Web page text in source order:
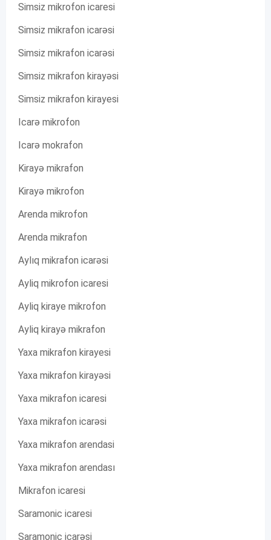
Simsiz mikrofon icaresi
Simsiz mikrafon icarəsi
Simsiz mikrafon icarəsi
Simsiz mikrafon kirayəsi
Simsiz mikrafon kirayesi
Icarə mikrofon
Icarə mokrafon
Kirayə mikrafon
Kirayə mikrofon
Arenda mikrofon
Arenda mikrafon
Aylıq mikrafon icarəsi
Ayliq mikrofon icaresi
Ayliq kiraye mikrofon
Ayliq kirayə mikrafon
Yaxa mikrafon kirayesi
Yaxa mikrafon kirayəsi
Yaxa mikrafon icaresi
Yaxa mikrafon icarəsi
Yaxa mikrafon arendasi
Yaxa mikrafon arendası
Mikrafon icaresi
Saramonic icaresi
Saramonic icarəsi